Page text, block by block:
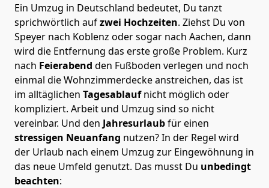
Ein Umzug in Deutschland bedeutet, Du tanzt
sprichwörtlich aufzwei Hochzeiten. Ziehst Du von
Speyer nach Koblenz oder sogar nach Aachen, dann
wird die Entfernung das erste große Problem. Kurz
nach Feierabend den Fußboden verlegen und noch
einmal die Wohnzimmerdecke anstreichen, das ist
im alltäglichen Tagesablaufnicht möglich oder
kompliziert. Arbeit und Umzug sind so nicht
vereinbar. Und den Jahresurlaubfür einen
stressigen Neuanfang nutzen? In der Regel wird
der Urlaub nach einem Umzug zur Eingewöhnung in
das neue Umfeld genutzt. Das musst Du unbedingt
beachten: